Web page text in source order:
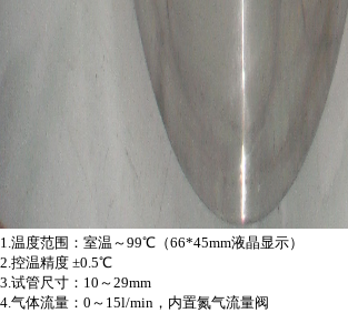
1.温度范围：室温～99℃（66*45mm液晶显示）
2.控温精度 ±0.5℃
3.试管尺寸： 10 ～29mm
4.气体流量： 0 ～ 15l/min ，内置氮气流量阀